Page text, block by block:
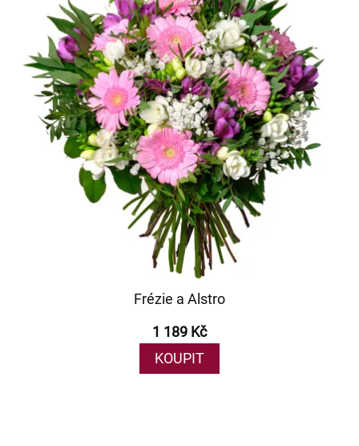
Frézie a Alstro
1 189 Kč
KOUPIT